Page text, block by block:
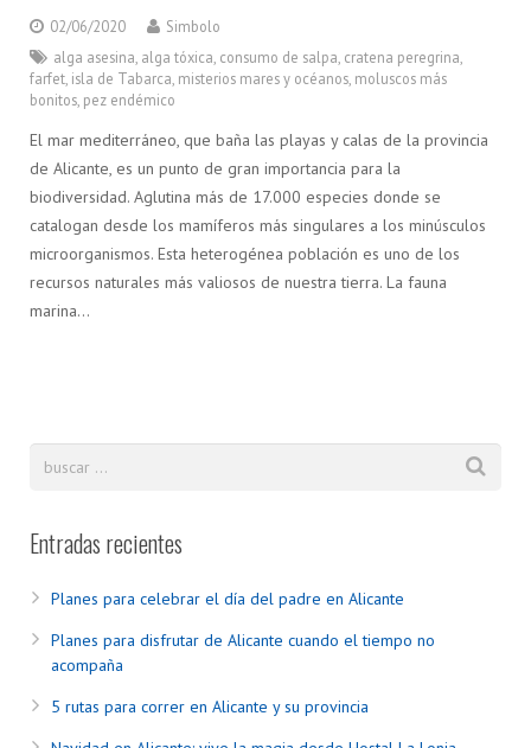
02/06/2020
Simbolo
alga asesina alga tóxica consumo de salpa cratena peregrina
farfet isla de Tabarca misterios mares y océanos moluscos más
bonitos pez endémico
El mar mediterráneo, que baña las playas y calas de la provincia
de Alicante, es un punto de gran importancia para la
biodiversidad. Aglutina más de 17.000 especies donde se
catalogan desde los mamíferos más singulares a los minúsculos
microorganismos. Esta heterogénea población es uno de los
recursos naturales más valiosos de nuestra tierra. La fauna
marina…
Entradas recientes
Planes para celebrar el día del padre en Alicante
Planes para disfrutar de Alicante cuando el tiempo no
acompaña
5 rutas para correr en Alicante y su provincia